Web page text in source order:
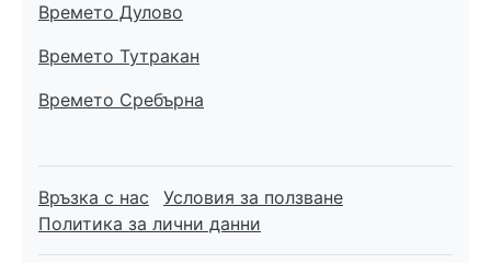
Времето Дулово
Времето Тутракан
Времето Сребърна
Връзка с нас
Условия за ползване
Политика за лични данни